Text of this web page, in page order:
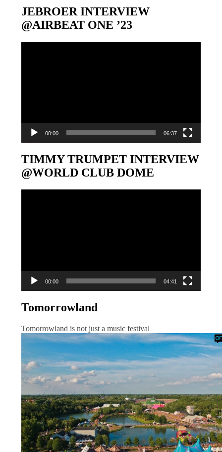
JEBROER INTERVIEW
@AIRBEAT ONE ’23
00:00 06:37
TIMMY TRUMPET INTERVIEW
@WORLD CLUB DOME
00:00 04:41
Tomorrowland
Tomorrowland is not just a music festival